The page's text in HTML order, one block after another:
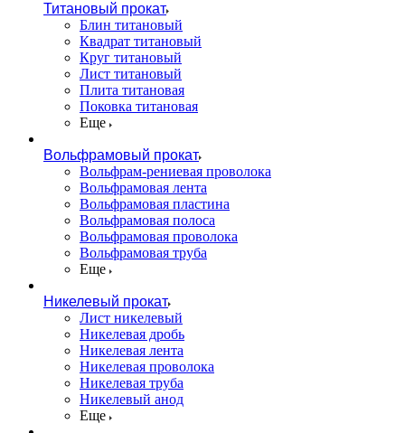
Титановый прокат
Блин титановый
Квадрат титановый
Круг титановый
Лист титановый
Плита титановая
Поковка титановая
Еще
Вольфрамовый прокат
Вольфрам-рениевая проволока
Вольфрамовая лента
Вольфрамовая пластина
Вольфрамовая полоса
Вольфрамовая проволока
Вольфрамовая труба
Еще
Никелевый прокат
Лист никелевый
Никелевая дробь
Никелевая лента
Никелевая проволока
Никелевая труба
Никелевый анод
Еще